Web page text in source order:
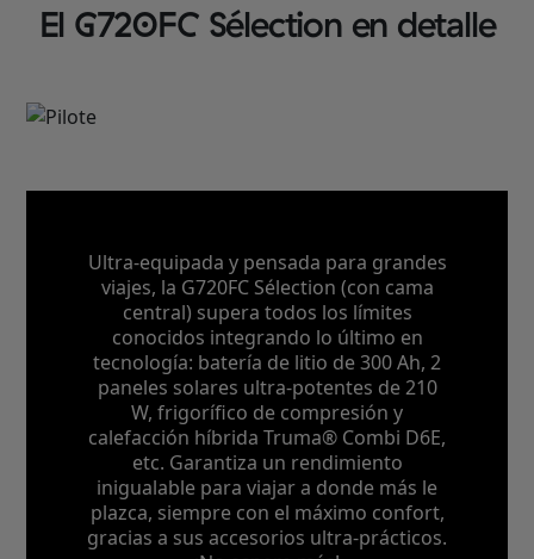
El G720FC Sélection en detalle
Ultra-equipada y pensada para grandes
viajes, la G720FC Sélection (con cama
central) supera todos los límites
conocidos integrando lo último en
tecnología: batería de litio de 300 Ah, 2
paneles solares ultra-potentes de 210
W, frigorífico de compresión y
calefacción híbrida Truma® Combi D6E,
etc. Garantiza un rendimiento
inigualable para viajar a donde más le
plazca, siempre con el máximo confort,
gracias a sus accesorios ultra-prácticos.